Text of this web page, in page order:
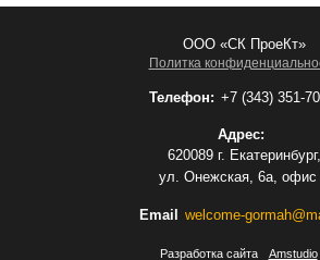
ООО «СК ПроеКт»
Политка
Телефон: +7 (343) 351-
Адрес:
620089 г. Екатеринбург,
ул. Онежская, 6а, офис
Email welcome-
Разработка сайта Amstudio